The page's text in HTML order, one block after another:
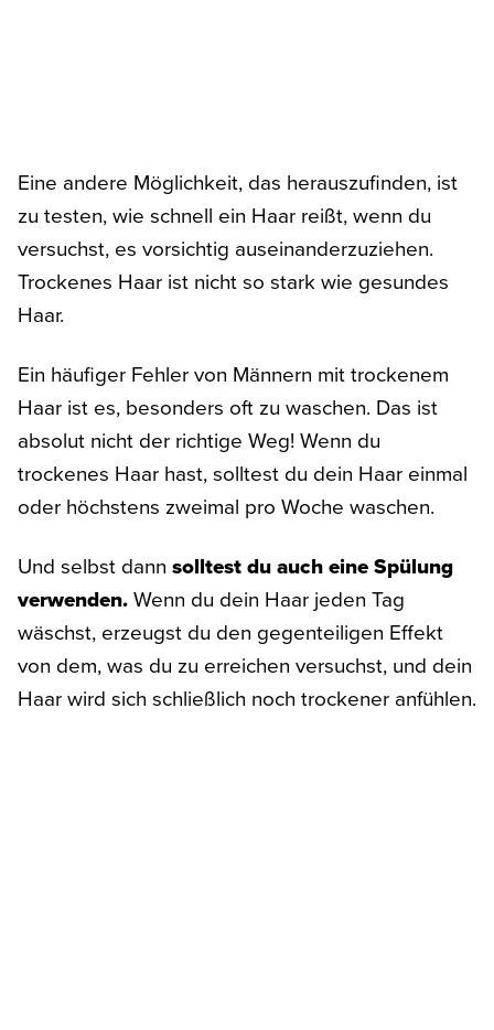
Eine andere Möglichkeit, das herauszufinden, ist
zu testen, wie schnell ein Haar reißt, wenn du
versuchst, es vorsichtig auseinanderzuziehen.
Trockenes Haar ist nicht so stark wie gesundes
Haar.
Ein häufiger Fehler von Männern mit trockenem
Haar ist es, besonders oft zu waschen. Das ist
absolut nicht der richtige Weg! Wenn du
trockenes Haar hast, solltest du dein Haar einmal
oder höchstens zweimal pro Woche waschen.
Und selbst dann solltest du auch eine Spülung
verwenden.Wenn du dein Haar jeden Tag
wäschst, erzeugst du den gegenteiligen Effekt
von dem, was du zu erreichen versuchst, und dein
Haar wird sich schließlich noch trockener anfühlen.